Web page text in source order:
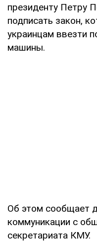
президенту Петру
подписать закон,
украинцам ввезти
машины.
Об этом сообщает
коммуникации с
секретариата КМУ.